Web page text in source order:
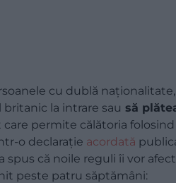
cu dublă
la intrare sau să
permite călătoria
o declarație acordată
spus că noile reguli îi vor
peste patru săptămâni: